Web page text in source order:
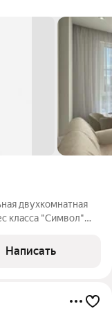
двухкомнатная
класса "Символ"
Написать